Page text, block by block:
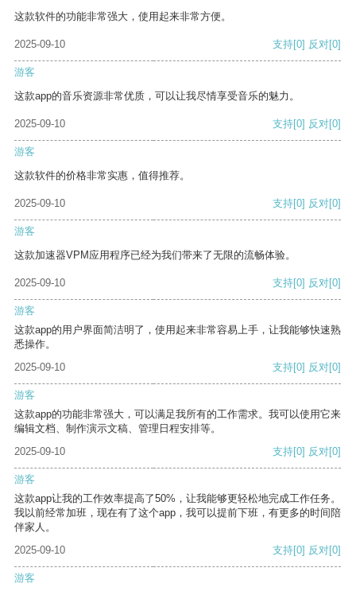
这款软件的功能非常强大，使用起来非常方便。
2025-09-10 支持[0] 反对[0]
游客
这款app的音乐资源非常优质，可以让我尽情享受音乐的魅力。
2025-09-10 支持[0] 反对[0]
游客
这款软件的价格非常实惠，值得推荐。
2025-09-10 支持[0] 反对[0]
游客
这款加速器VPM应用程序已经为我们带来了无限的流畅体验。
2025-09-10 支持[0] 反对[0]
游客
这款app的用户界面简洁明了，使用起来非常容易上手，让我能够快速熟
悉操作。
2025-09-10
支持[0] 反对[0]
游客
这款app的功能非常强大，可以满足我所有的工作需求。我可以使用它来
编辑文档、制作演示文稿、管理日程安排等。
2025-09-10
支持[0] 反对[0]
游客
这款app让我的工作效率提高了50%，让我能够更轻松地完成工作任务。
我以前经常加班，现在有了这个app，我可以提前下班，有更多的时间陪
伴家人。
2025-09-10
支持[0] 反对[0]
游客